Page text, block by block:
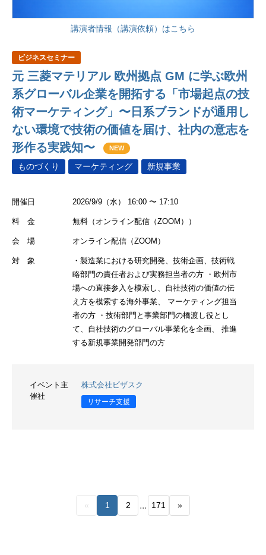
講演者情報（講演依頼）はこちら
ビジネスセミナー
元 三菱マテリアル 欧州拠点 GM に学ぶ欧州
系グローバル企業を開拓する「市場起点の技
術マーケティング」〜日系ブランドが通用し
ない環境で技術の価値を届け、社内の意志を
形作る実践知〜
NEW
ものづくり マーケティング 新規事業
開催日 2026/9/9（水） 16:00 〜 17:10
料 金 無料（オンライン配信（ZOOM））
会 場 オンライン配信（ZOOM）
対 象
・製造業における研究開発、技術企画、技術戦
略部門の責任者および実務担当者の方 ・欧州市
場への直接参入を模索し、自社技術の価値の伝
え方を模索する海外事業、 マーケティング担当
者の方 ・技術部門と事業部門の橋渡し役とし
て、自社技術のグローバル事業化を企画、 推進
する新規事業開発部門の方
イベント主
催社
株式会社ビザスク
リサーチ支援
« 1 2 ... 171 »